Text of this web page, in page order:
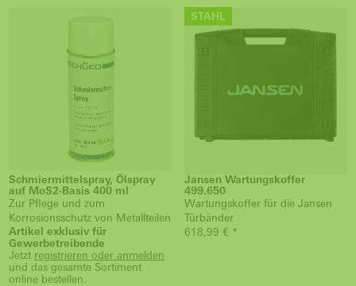
Schmiermittelspray, Ölspray
auf MoS2-Basis 400 ml
Zur Pflege und zum
Korrosionsschutz von Metallteilen
Artikel exklusiv für
Gewerbetreibende
Jetzt registrieren oder anmelden
und das gesamte Sortiment
online bestellen.
STAHL
Jansen Wartungskoffer
499.650
Wartungskoffer für die Jansen
Türbänder
618,99 € *